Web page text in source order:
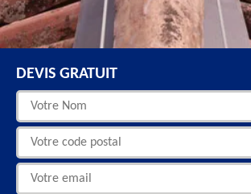
DEVIS GRATUIT